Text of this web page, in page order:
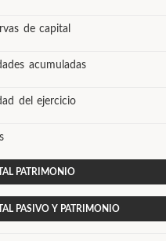
de capital
acumuladas
del ejercicio
PATRIMONIO
PASIVO Y PATRIMONIO